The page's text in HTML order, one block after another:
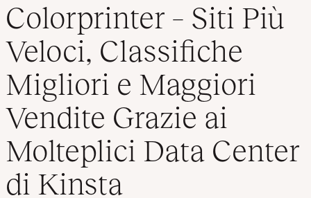
Contatti
Colorprinter – Siti Più
Veloci, Classifiche
Migliori e Maggiori
Vendite Grazie ai
Molteplici Data Center
di Kinsta